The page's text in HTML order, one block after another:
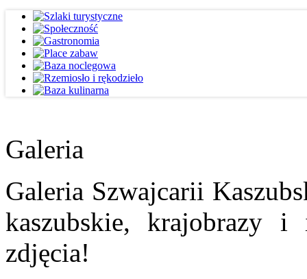
Galeria
Galeria Szwajcarii
kaszubskie, krajobrazy
zdjęcia!